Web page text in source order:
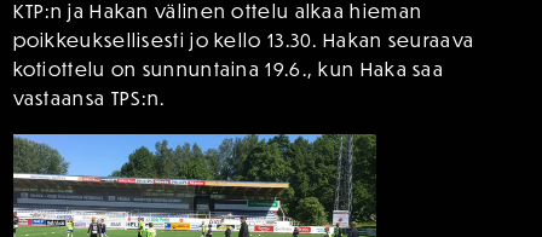
KTP:n ja Hakan välinen ottelu alkaa hieman
poikkeuksellisesti jo kello 13.30. Hakan seuraava
kotiottelu on sunnuntaina 19.6., kun Haka saa
vastaansa TPS:n.